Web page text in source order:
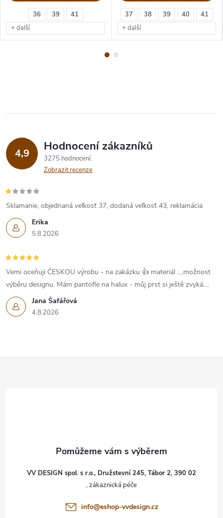
36 39
41
+ další
37 38 39 40
41
+ další
4,9 Hodnocení zákazníků
3275 hodnocení
Zobrazit recenze
Erika
5.8.2026
Sklamanie, objednaná veľkosť 37, dodaná veľkosť 43, reklamácia
Jana Šafářová
4.8.2026
Vemi oceňuji ČESKOU výrobu - na zakázku 👍 materiál ....možnost
výběru designu. Mám pantofle na halux - můj prst si ještě zvyká....
VV DESIGN spol. s r.o., Družstevní 245, Tábor 2, 390 02
info@eshop-vvdesign.cz